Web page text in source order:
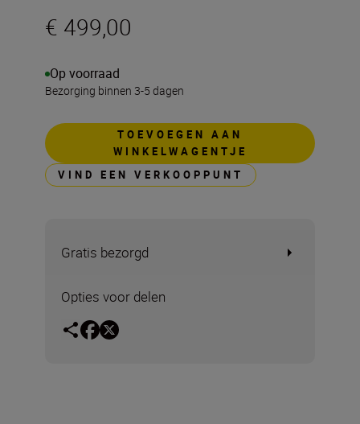
€ 499,00
Op voorraad
Bezorging binnen 3-5 dagen
TOEVOEGEN AAN
WINKELWAGENTJE
VIND EEN VERKOOPPUNT
Gratis bezorgd
Opties voor delen